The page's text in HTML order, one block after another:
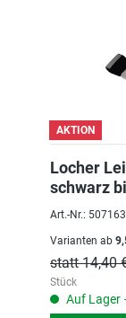
AKTION
Locher
schwarz
Art.-Nr.:
Varianten ab
statt 14,40
Stück
Auf Lager